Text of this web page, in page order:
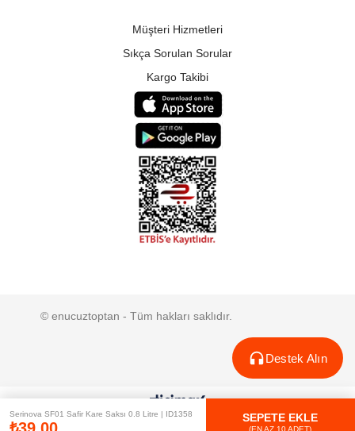
Destek Alın
Müşteri Hizmetleri
Sıkça Sorulan Sorular
Kargo Takibi
© enucuztoptan - Tüm hakları saklıdır.
Serinova SF01 Safir Kare Saksı 0.8 Litre | ID1358
₺39,00
SEPETE EKLE
(EN AZ 10 ADET)